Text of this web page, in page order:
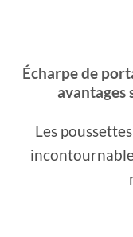
Écharpe de
avantages
Les